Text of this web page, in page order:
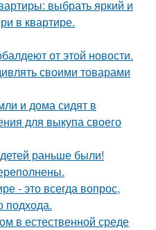
выбрать яркий и
в квартире.
от этой новости.
своими товарами
и дома сидят в
для выкупа своего
раньше были!
- это всегда вопрос,
подхода.
в естественной среде